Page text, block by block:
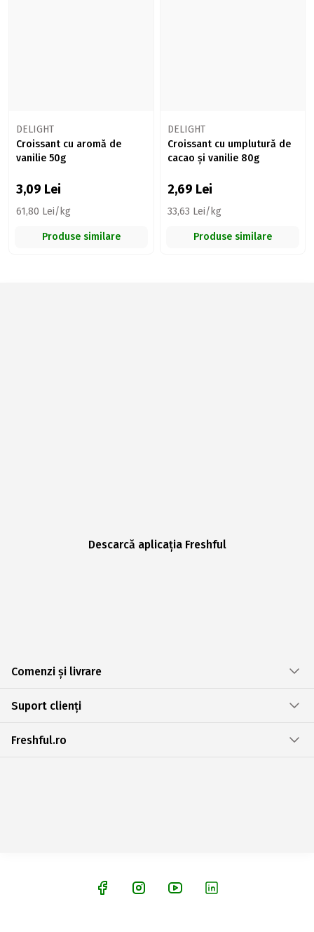
DELIGHT
Croissant cu aromă de
vanilie 50g
3,09 Lei
61,80 Lei/kg
Produse similare
DELIGHT
Croissant cu umplutură de
cacao și vanilie 80g
2,69 Lei
33,63 Lei/kg
Produse similare
Descarcă aplicația Freshful
Comenzi și livrare
Suport clienți
Freshful.ro